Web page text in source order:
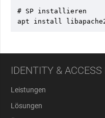
# SP installieren
apt install
IDENTITY &
Leistungen
Lösungen